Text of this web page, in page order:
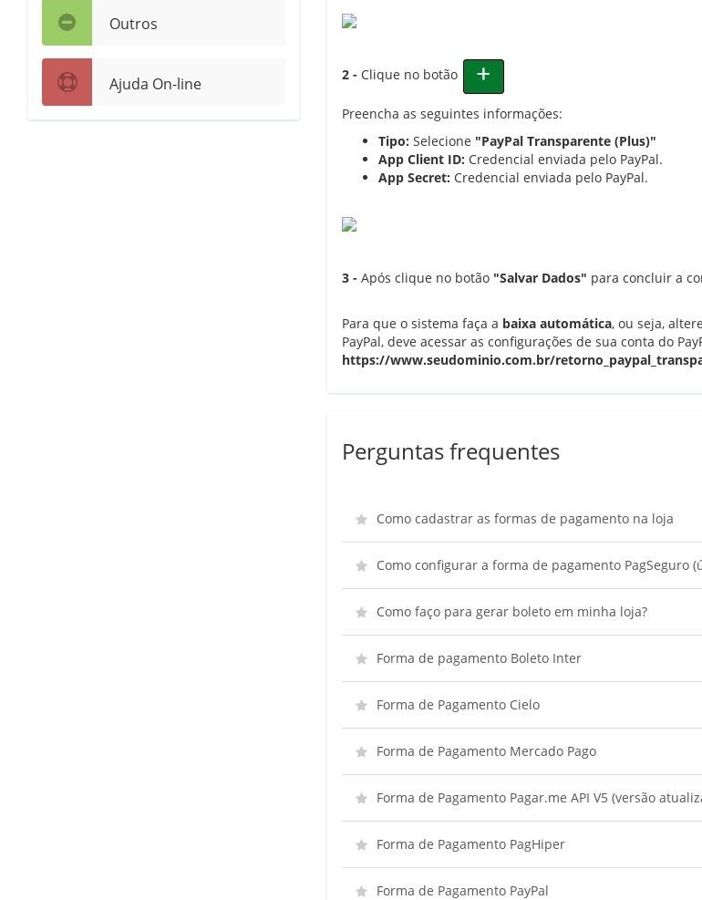
Outros
Ajuda On-line 2 - Clique no botão
Preencha as seguintes informações:
Tipo: Selecione "PayPal Transparente (Plus)"
App Client ID: Credencial enviada pelo PayPal.
App Secret: Credencial enviada pelo PayPal.
3 - Após clique no botão "Salvar Dados" para concluir a
Para que o sistema faça a baixa automática, ou seja,
PayPal, deve acessar as configurações de sua conta do
https://www.seudominio.com.br/
Perguntas frequentes
Como cadastrar as formas de pagamento na loja
Como configurar a forma de pagamento PagSeguro
Como faço para gerar boleto em minha loja?
Forma de pagamento Boleto Inter
Forma de Pagamento Cielo
Forma de Pagamento Mercado Pago
Forma de Pagamento Pagar.me API V5 (versão
Forma de Pagamento PagHiper
Forma de Pagamento PayPal